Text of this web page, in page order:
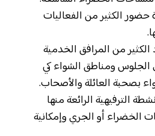
حضور الكثير من الفعاليات
الكثير من المرافق الخدمية
ومناطق الشواء كي
بصحبة العائلة والأصحاب.
الترفيهية الرائعة منها
الخضراء أو الجري وإمكانية